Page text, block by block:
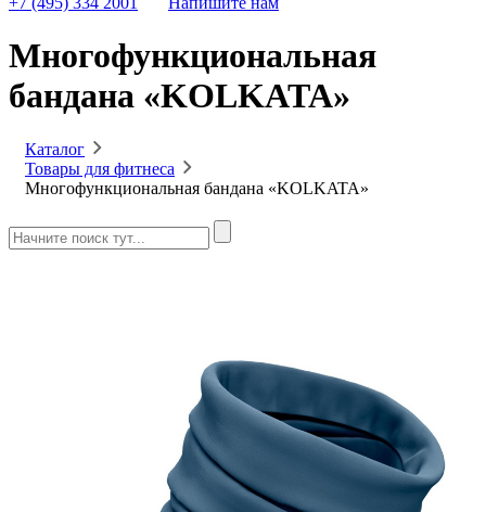
Многофункциональная
бандана «KOLKATA»
Каталог
Товары для фитнеса
Многофункциональная бандана «KOLKATA»